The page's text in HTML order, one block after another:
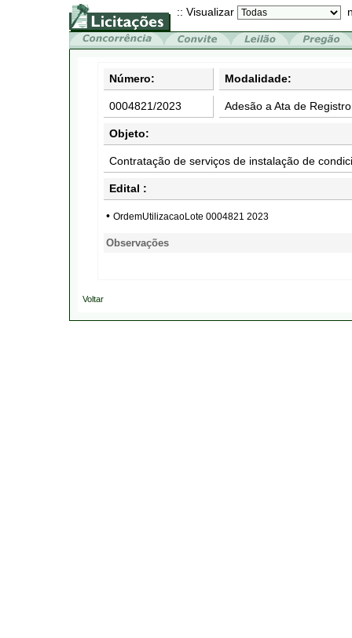
:: Visualizar
Número: Modalidade:
0004821/2023 Adesão a Ata de
Objeto:
Contratação de serviços de instalação de
Edital :
• OrdemUtilizacaoLote 0004821 2023
Observações
Voltar